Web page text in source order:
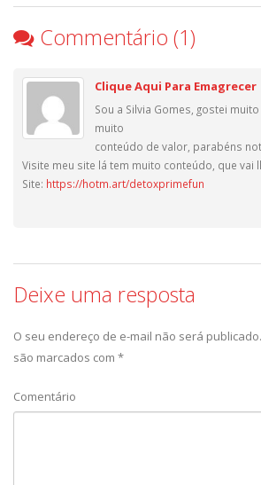
Commentário (1)
Clique Aqui Para Emagrecer
Sou a Silvia Gomes, gostei
muito
conteúdo de valor, parabéns
Visite meu site lá tem muito conteúdo, que vai
Site: https://hotm.art/detoxprimefun
Deixe uma resposta
O seu endereço de e-mail não será publicado.
são marcados com *
Comentário